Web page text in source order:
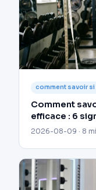
comment savoir
Comment
efficace : 6
2026-08-09 · 8